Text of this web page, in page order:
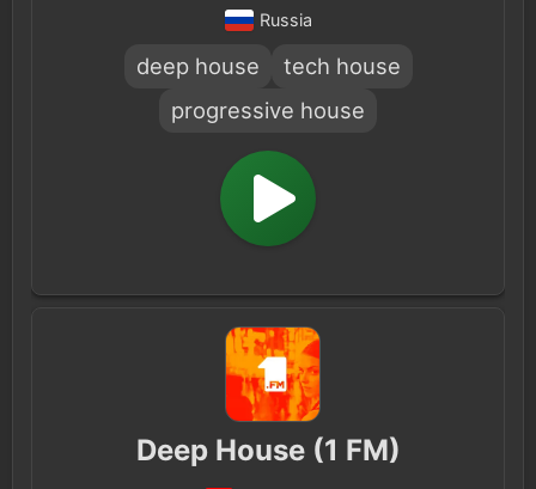
Russia
deep house
tech house
progressive house
Deep House (1 FM)